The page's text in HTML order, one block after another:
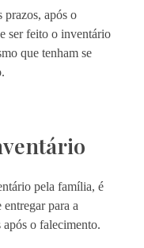
prazos, após o
ser feito o inventário
que tenham se
pela família, é
para a
o falecimento.